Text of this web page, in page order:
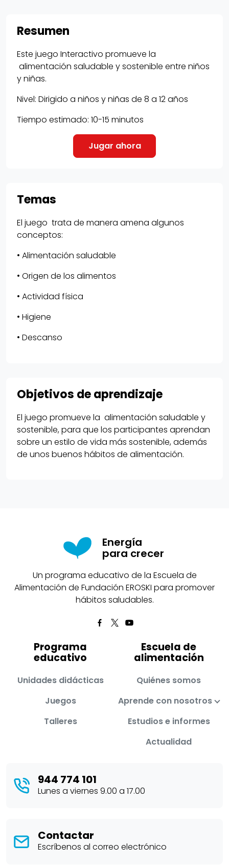
Resumen
Este juego Interactivo promueve la
alimentación saludable y sostenible entre niños
y niñas.
Nivel: Dirigido a niños y niñas de 8 a 12 años
Tiempo estimado: 10-15 minutos
Temas
El juego trata de manera amena algunos
conceptos:
• Alimentación saludable
• Origen de los alimentos
• Actividad física
• Higiene
• Descanso
Objetivos de aprendizaje
El juego promueve la alimentación saludable y
sostenible, para que los participantes aprendan
sobre un estilo de vida más sostenible, además
de unos buenos hábitos de alimentación.
Energía
para crecer
Un programa educativo de la Escuela de
Alimentación de Fundación EROSKI para promover
hábitos saludables.
Programa
educativo
Unidades didácticas
Juegos
Talleres
Escuela de
alimentación
Quiénes somos
Aprende con nosotros
Estudios e informes
Actualidad
944 774 101
Lunes a viernes 9.00 a 17.00
Contactar
Escríbenos al correo electrónico